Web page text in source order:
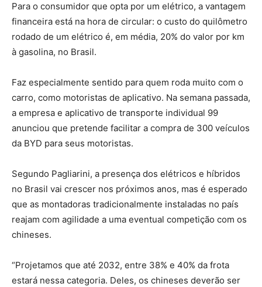
Para o consumidor que opta por um elétrico, a vantagem
financeira está na hora de circular: o custo do quilômetro
rodado de um elétrico é, em média, 20% do valor por km
à gasolina, no Brasil.
Faz especialmente sentido para quem roda muito com o
carro, como motoristas de aplicativo. Na semana passada,
a empresa e aplicativo de transporte individual 99
anunciou que pretende facilitar a compra de 300 veículos
da BYD para seus motoristas.
Segundo Pagliarini, a presença dos elétricos e híbridos
no Brasil vai crescer nos próximos anos, mas é esperado
que as montadoras tradicionalmente instaladas no país
reajam com agilidade a uma eventual competição com os
chineses.
“Projetamos que até 2032, entre 38% e 40% da frota
estará nessa categoria. Deles, os chineses deverão ser